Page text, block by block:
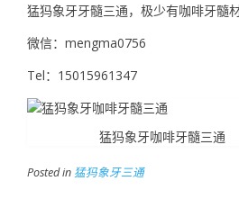
猛犸象牙牙髓三通，极少有咖啡牙髓
微信：mengma0756
Tel：15015961347
猛犸象牙咖啡牙髓三通
Posted in 猛犸象牙三通